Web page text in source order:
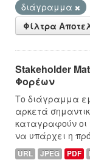
διάγραμμα
Φίλτρα
Stakeholder
Φορέων
Το διάγραμμα
αρκετά
καταγραφούν οι
να υπάρχει η
URL JPEG PDF